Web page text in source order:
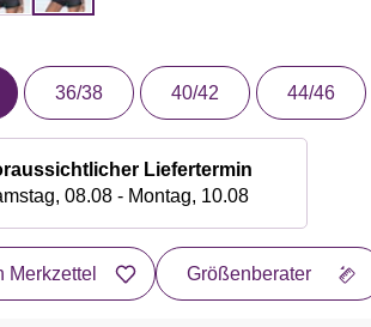
36/38 40/42 44/46
Liefertermin
08.08 - Montag, 10.08
Merkzettel Größenberater